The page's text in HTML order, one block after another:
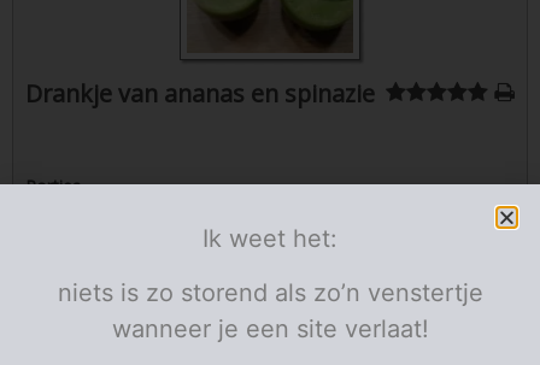
Drankje van ananas en spinazie
Porties
Ingrediënten
verse ananas
Ik weet het:
niets is zo storend als zo’n venstertje
wanneer je een site verlaat!